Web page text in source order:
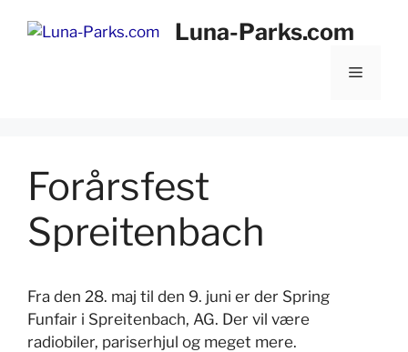
Luna-Parks.com
Menu
Forårsfest
Spreitenbach
Fra den 28. maj til den 9. juni er der Spring
Funfair i Spreitenbach, AG. Der vil være
radiobiler, pariserhjul og meget mere.